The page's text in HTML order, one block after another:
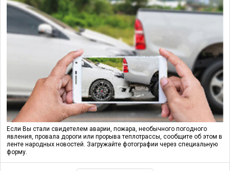
Если Вы стали свидетелем аварии, пожара, необычного погодного
явления, провала дороги или прорыва теплотрассы, сообщите об этом в
ленте народных новостей. Загружайте фотографии через специальную
форму.